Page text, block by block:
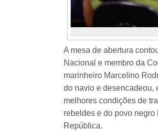
A mesa de abertura
Nacional e membro da
marinheiro Marcelino
do navio e desencadeou,
melhores condições de
rebeldes e do povo
República.